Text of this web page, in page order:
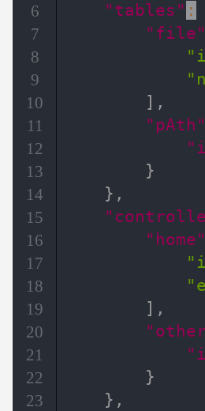
"tables" :
"file"
] ,
"pAth"
}
} ,
"home"
] ,
}
} ,
6
7
8
9
10
11
12
13
14
15
16
17
18
19
20
21
22
23